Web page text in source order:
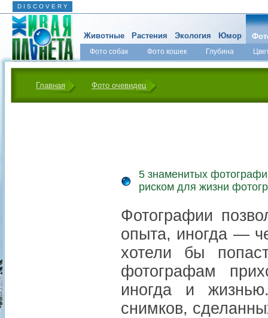
D I S C O V E R Y
Животные Растения Экология Юмор
Фото собак Фото кошек Глубина
Главная Фото очевидец
5 знаменитых
риском для жизни
Фотографии
опыта, иногда —
хотели бы
фотографам
иногда и
снимков,